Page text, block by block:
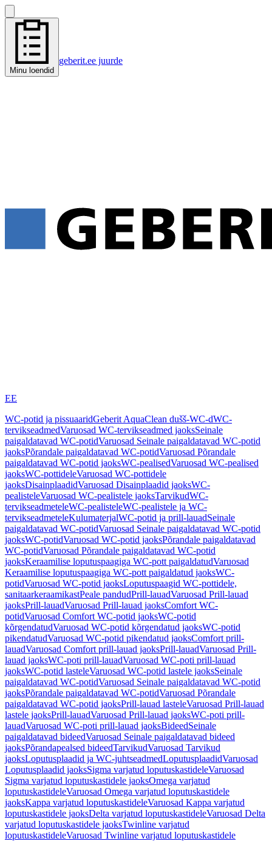
Minu loendid
geberit.ee juurde
EE
WC-potid ja pissuaaridGeberit AquaClean dušš-WC-dWC-
tervikseadmedVaruosad WC-tervikseadmed jaoksSeinale
paigaldatavad WC-potidVaruosad Seinale paigaldatavad WC-potid
jaoksPõrandale paigaldatavad WC-potidVaruosad Põrandale
paigaldatavad WC-potid jaoksWC-pealisedVaruosad WC-pealised
jaoksWC-pottideleVaruosad WC-pottidele
jaoksDisainplaadidVaruosad Disainplaadid jaoksWC-
pealisteleVaruosad WC-pealistele jaoksTarvikudWC-
tervikseadmeteleWC-pealisteleWC-pealistele ja WC-
tervikseadmeteleKulumaterjalWC-potid ja prill-lauadSeinale
paigaldatavad WC-potidVaruosad Seinale paigaldatavad WC-potid
jaoksWC-potidVaruosad WC-potid jaoksPõrandale paigaldatavad
WC-potidVaruosad Põrandale paigaldatavad WC-potid
jaoksKeraamilise loputuspaagiga WC-pott paigaldatudVaruosad
Keraamilise loputuspaagiga WC-pott paigaldatud jaoksWC-
potidVaruosad WC-potid jaoksLoputuspaagid WC-pottidele,
sanitaarkeraamikastPeale pandudPrill-lauadVaruosad Prill-lauad
jaoksPrill-lauadVaruosad Prill-lauad jaoksComfort WC-
potidVaruosad Comfort WC-potid jaoksWC-potid
kõrgendatudVaruosad WC-potid kõrgendatud jaoksWC-potid
pikendatudVaruosad WC-potid pikendatud jaoksComfort prill-
lauadVaruosad Comfort prill-lauad jaoksPrill-lauadVaruosad Prill-
lauad jaoksWC-poti prill-lauadVaruosad WC-poti prill-lauad
jaoksWC-potid lasteleVaruosad WC-potid lastele jaoksSeinale
paigaldatavad WC-potidVaruosad Seinale paigaldatavad WC-potid
jaoksPõrandale paigaldatavad WC-potidVaruosad Põrandale
paigaldatavad WC-potid jaoksPrill-lauad lasteleVaruosad Prill-lauad
lastele jaoksPrill-lauadVaruosad Prill-lauad jaoksWC-poti prill-
lauadVaruosad WC-poti prill-lauad jaoksBideedSeinale
paigaldatavad bideedVaruosad Seinale paigaldatavad bideed
jaoksPõrandapealsed bideedTarvikudVaruosad Tarvikud
jaoksLoputusplaadid ja WC-juhtseadmedLoputusplaadidVaruosad
Loputusplaadid jaoksSigma varjatud loputuskastideleVaruosad
Sigma varjatud loputuskastidele jaoksOmega varjatud
loputuskastideleVaruosad Omega varjatud loputuskastidele
jaoksKappa varjatud loputuskastideleVaruosad Kappa varjatud
loputuskastidele jaoksDelta varjatud loputuskastideleVaruosad Delta
varjatud loputuskastidele jaoksTwinline varjatud
loputuskastideleVaruosad Twinline varjatud loputuskastidele